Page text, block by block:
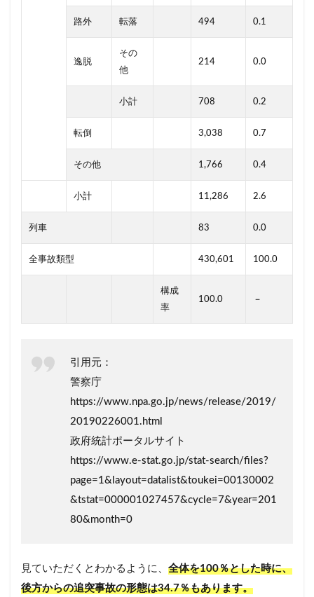
路外 転落 494 0.1
逸脱
その
他
214 0.0
小計 708 0.2
転倒 3,038 0.7
その他 1,766 0.4
小計 11,286 2.6
列車 83 0.0
全事故類型 430,601 100.0
構成
率
100.0 －
引用元：
警察庁
https://www.npa.go.jp/news/release/2019/
20190226001.html
政府統計ポータルサイト
https://www.e-stat.go.jp/stat-search/files?
page=1&layout=datalist&toukei=00130002
&tstat=000001027457&cycle=7&year=201
80&month=0
見ていただくとわかるように、 全体を100％とした時に、
後方からの追突事故の形態は34.7％もあります。